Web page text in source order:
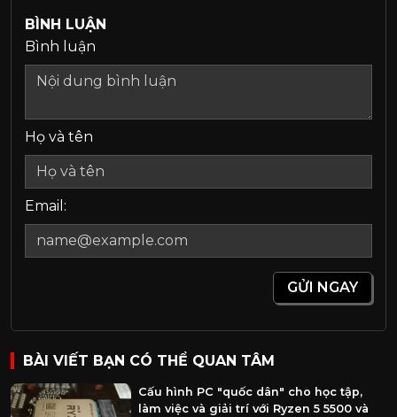
BÌNH LUẬN
Bình luận
Họ và tên
Email:
GỬI NGAY
BÀI VIẾT BẠN CÓ THỂ QUAN TÂM
Cấu hình PC "quốc dân" cho học tập,
làm việc và giải trí với Ryzen 5 5500 và